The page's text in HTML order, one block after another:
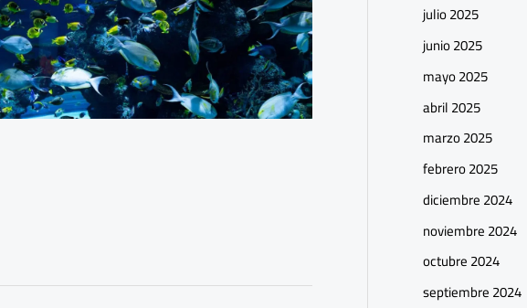
julio 2025
junio 2025
mayo 2025
abril 2025
marzo 2025
febrero 2025
diciembre 2024
noviembre 2024
octubre 2024
septiembre 2024